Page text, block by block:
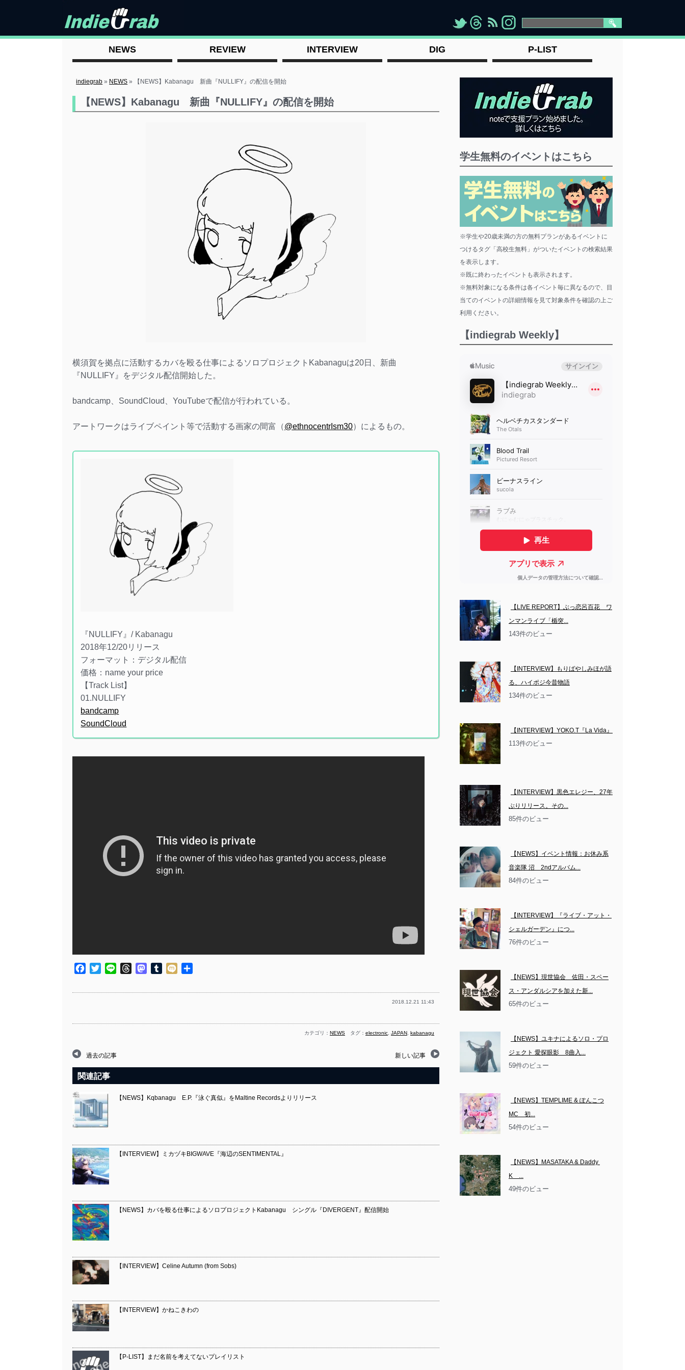
"> "> "> " >
NEWS REVIEW INTERVIEW DIG P-LIST
indiegrab » NEWS » 【NEWS】Kabanagu 新曲『NULLIFY』の配信を開始
【NEWS】Kabanagu 新曲『NULLIFY』の配信を開始
横須賀を拠点に活動するカバを殴る仕事によるソロプロジェクトKabanaguは20日、新曲
『NULLIFY』をデジタル配信開始した。
bandcamp、SoundCloud、YouTubeで配信が行われている。
アートワークはライブペイント等で活動する画家の間富（@ethnocentrIsm30）によるもの。
『NULLIFY』/ Kabanagu
2018年12/20リリース
フォーマット：デジタル配信
価格：name your price
【Track List】
01.NULLIFY
bandcamp
SoundCloud
Facebook
TwitterLine ThreadsMastodon
TumblrMixi
2018.12.21 11:43
カテゴリ： NEWS タグ： electronic JAPAN kabanagu
過去の記事 新しい記事
関連記事
【NEWS】Kqbanagu E.P.『泳ぐ真似』をMaltine Recordsよりリリース
【INTERVIEW】ミカヅキBIGWAVE『海辺のSENTIMENTAL』
【NEWS】カバを殴る仕事によるソロプロジェクトKabanagu シングル『DIVERGENT』配信開始
【INTERVIEW】Celine Autumn (from Sobs)
【INTERVIEW】かねこきわの
【P-LIST】まだ名前を考えてないプレイリスト
学生無料のイベントはこちら
※学生や20歳未満の方の無料プランがあるイベントに
つけるタグ「高校生無料」がついたイベントの検索結果
を表示します。
※既に終わったイベントも表示されます。
※無料対象になる条件は各イベント毎に異なるので、目
当てのイベントの詳細情報を見て対象条件を確認の上ご
利用ください。
【indiegrab Weekly】
【LIVE REPORT】ぶっ恋呂百花　ワ
ンマンライブ「楯突...
143件のビュー
【INTERVIEW】もりばやしみほが語
る、ハイポジ今昔物語
134件のビュー
【INTERVIEW】YOKO.T『La Vida』
113件のビュー
【INTERVIEW】黒色エレジー、27年
ぶりリリース。その...
85件のビュー
【NEWS】イベント情報：お休み系
音楽隊 沼　2ndアルバム...
84件のビュー
【INTERVIEW】『ライブ・アット・
シェルガーデン』につ...
76件のビュー
【NEWS】現世協会　佐田・スペー
ス・アンダルシアを加えた新...
65件のビュー
【NEWS】ユキナによるソロ・プロ
ジェクト 愛探眼影　8曲入...
59件のビュー
【NEWS】TEMPLIME & ぽんこつ
MC　初...
54件のビュー
【NEWS】MASATAKA & Daddy
K　...
49件のビュー